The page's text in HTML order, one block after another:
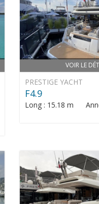
VOIR LE
PRESTIGE YACHT
F4.9
Long : 15.18 m